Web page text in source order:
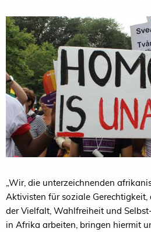
Wir, die unterzeichnenden
Aktivisten für soziale Gerechtigkeit,
der Vielfalt, Wahlfreiheit und
in Afrika arbeiten, bringen hiermit